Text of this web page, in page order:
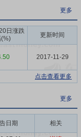
更多
日涨跌
更新时间
2017-11-29
点击查看更多
更多
日期 相关